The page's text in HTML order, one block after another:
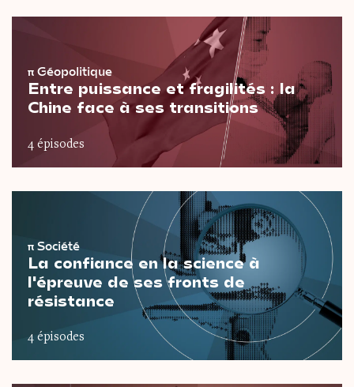
π Géopolitique
Entre puissance et fragilités : la
Chine face à ses transitions
4 épisodes
π Société
La confiance en la science à
l'épreuve de ses fronts de
résistance
4 épisodes